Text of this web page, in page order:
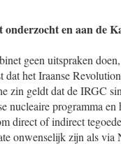
en aan de
geen uitspraken
dat het Iraanse
zin geldt dat de IRGC
nucleaire programma
direct of indirect
onwenselijk zijn als